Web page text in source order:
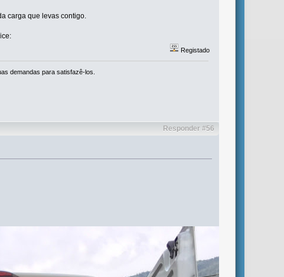
carga que levas contigo.
Registado
demandas para satisfazê-los.
Responder #56